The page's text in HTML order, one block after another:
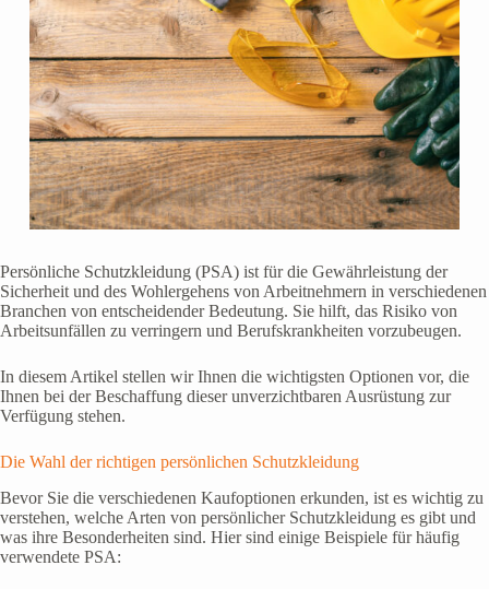
Persönliche Schutzkleidung (PSA) ist für die Gewährleistung der
Sicherheit und des Wohlergehens von Arbeitnehmern in verschiedenen
Branchen von entscheidender Bedeutung. Sie hilft, das Risiko von
Arbeitsunfällen zu verringern und Berufskrankheiten vorzubeugen.
In diesem Artikel stellen wir Ihnen die wichtigsten Optionen vor, die
Ihnen bei der Beschaffung dieser unverzichtbaren Ausrüstung zur
Verfügung stehen.
Die Wahl der richtigen persönlichen Schutzkleidung
Bevor Sie die verschiedenen Kaufoptionen erkunden, ist es wichtig zu
verstehen, welche Arten von persönlicher Schutzkleidung es gibt und
was ihre Besonderheiten sind. Hier sind einige Beispiele für häufig
verwendete PSA: